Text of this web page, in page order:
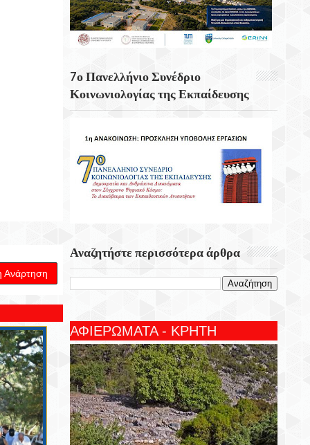
Ανάρτηση
Γ. Πλακιωτάκης: Συνεχίζεται Η
Αναβάθμιση Των Σχολικών Μονάδων Στο
Η Οσάκα Από Τις Σημαντικότερες Πόλεις
Της Ιαπωνίας
Φεστιβάλ Κρήτης Της Περιφέρειας Κρήτης
Την Κυριακή 23 Αυγούστου
7ο Πανελλήνιο Συνέδριο
Κοινωνιολογίας της Εκπαίδευσης
Αναζητήστε περισσότερα άρθρα
ΑΦΙΕΡΩΜΑΤΑ - ΚΡΗΤΗ